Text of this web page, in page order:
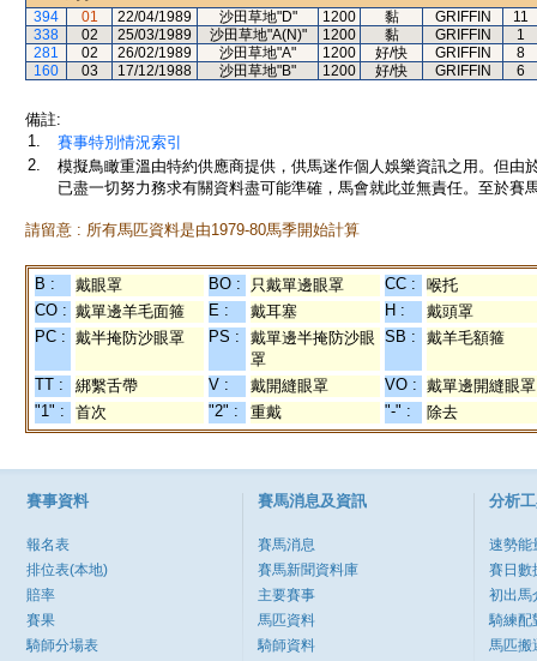
394
01 22/04/1989 沙田草地"D" 1200 黏 GRIFFIN
11
338
02 25/03/1989 沙田草地"A(N)" 1200 黏 GRIFFIN
1
281
02 26/02/1989 沙田草地"A" 1200 好/快 GRIFFIN
8
160
03 17/12/1988 沙田草地"B" 1200 好/快 GRIFFIN 6
備註:
1.
賽事特別情況索引
2.
模擬鳥瞰重溫由特約供應商提供，供馬迷作個人娛樂資訊之用。但
已盡一切努力務求有關資料盡可能準確，馬會就此並無責任。至於賽
請留意 : 所有馬匹資料是由1979-80馬季開始計算
B : 戴眼罩 BO : 只戴單邊眼罩 CC :
喉托
CO : 戴單邊羊毛面箍 E : 戴耳塞 H :
戴頭罩
PC : 戴半掩防沙眼罩 PS :
戴單邊半掩防沙眼
罩
SB : 戴羊毛額箍
TT : 綁繫舌帶 V : 戴開縫眼罩 VO : 戴單邊開縫眼罩
"1" :
首次 "2" : 重戴 "-" : 除去
賽事資料
報名表
排位表(本地)
賠率
賽果
騎師分場表
賽馬消息及資訊
賽馬消息
賽馬新聞資料庫
主要賽事
馬匹資料
騎師資料
分析
速勢能
賽日數
初出馬
騎練配
馬匹搬